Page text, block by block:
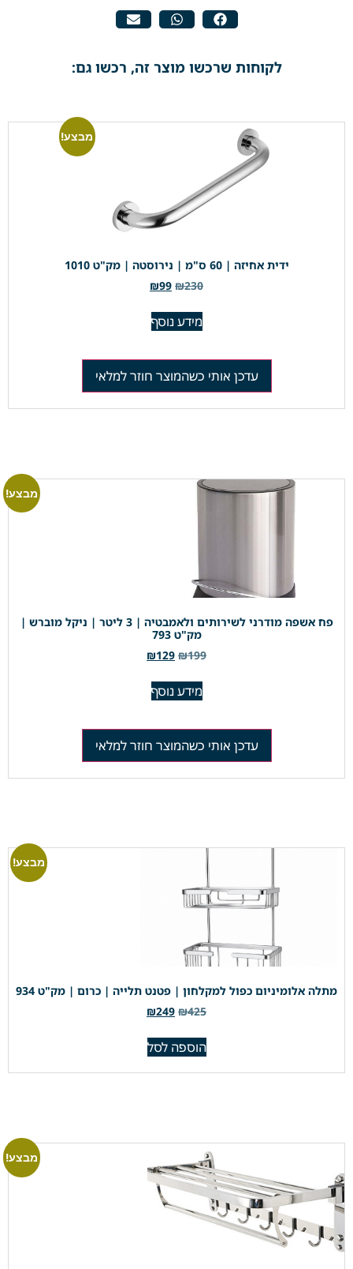
לקוחות שרכשו מוצר זה, רכשו גם:
מבצע!
ידית אחיזה | 60 ס"מ | נירוסטה | מק"ט 1010
₪230
₪99
מידע נוסף
עדכן אותי כשהמוצר חוזר למלאי
מבצע!
פח אשפה מודרני לשירותים ולאמבטיה | 3 ליטר | ניקל מוברש |
מק"ט 793
₪199
₪129
מידע נוסף
עדכן אותי כשהמוצר חוזר למלאי
מבצע!
מתלה אלומיניום כפול למקלחון | פטנט תלייה | כרום | מק"ט 934
₪425
₪249
הוספה לסל
מבצע!